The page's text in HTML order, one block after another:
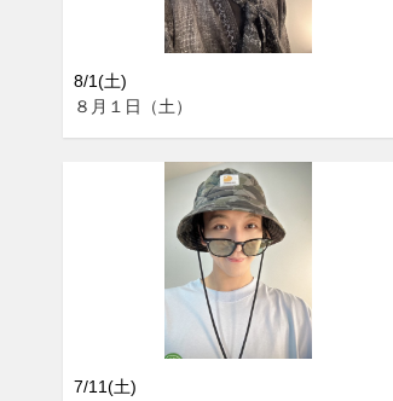
8/1(土)
８月１日（土）
7/11(土)